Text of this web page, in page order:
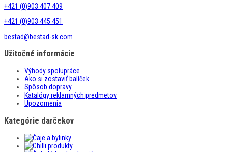
+421 (0)903 407 409
+421 (0)903 445 451
bestad@bestad-sk.com
Užitočné informácie
Výhody spolupráce
Ako si zostaviť balíček
Spôsob dopravy
Katalógy reklamných predmetov
Upozornenia
Kategórie darčekov